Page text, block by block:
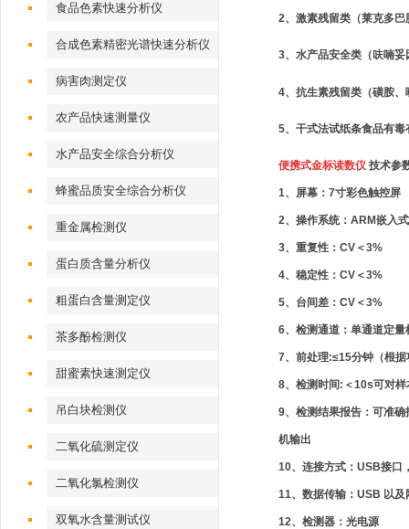
食品色素快速分析仪
合成色素精密光谱快速分析仪
病害肉测定仪
农产品快速测量仪
水产品安全综合分析仪
蜂蜜品质安全综合分析仪
重金属检测仪
蛋白质含量分析仪
粗蛋白含量测定仪
茶多酚检测仪
甜蜜素快速测定仪
吊白块检测仪
二氧化硫测定仪
二氧化氯检测仪
双氧水含量测试仪
2、激素残留类（莱克多
3、水产品安全类（呋喃
4、抗生素残留类（磺胺
5、干式法试纸条食品有
便携式金标读数仪 技术参
1、屏幕：7寸彩色触控屏
2、操作系统：ARM嵌入
3、重复性：CV＜3%
4、稳定性：CV＜3%
5、台间差：CV＜3%
6、检测通道：单通道定量
7、前处理:≤15分钟（根据
8、检测时间:＜10s可对
9、检测结果报告：可准
机输出
10、连接方式：USB接口
11、数据传输：USB 以
12、检测器：光电源